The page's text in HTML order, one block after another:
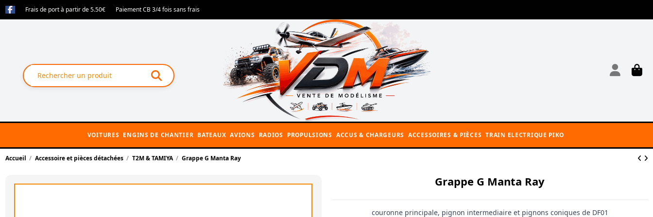
Frais de port à partir de 5.50€ Paiement CB 3/4 fois sans frais
VOITURES ENGINS DE CHANTIER BATEAUX AVIONS RADIOS PROPULSIONS ACCUS & CHARGEURS ACCESSOIRES & PIÈCES TRAIN ELECTRIQUE PIKO
Accueil Accessoire et pièces détachées T2M & TAMIYA Grappe G Manta Ray
Grappe G Manta Ray
couronne principale, pignon intermediaire et pignons coniques de DF01